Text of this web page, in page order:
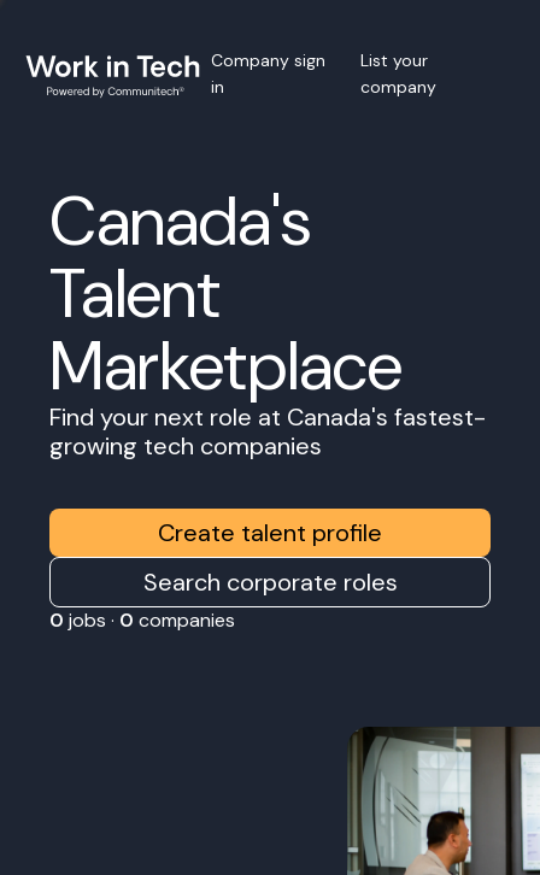
Company sign
in
List your
company
Canada's
Talent
Marketplace
Find your next role at Canada's fastest-
growing tech companies
Create talent profile
Search corporate roles
0 jobs · 0 companies